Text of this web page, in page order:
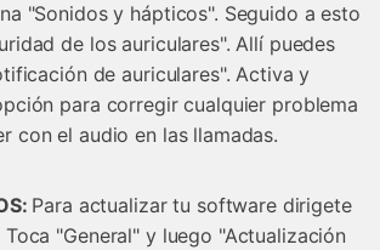
"Sonidos y hápticos". Seguido a esto
de los auriculares". Allí puedes
de auriculares". Activa y
para corregir cualquier problema
con el audio en las llamadas.
Para actualizar tu software dirigete
"General" y luego "Actualización